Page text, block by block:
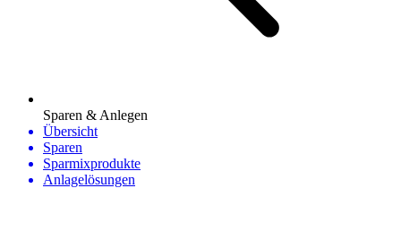
Sparen & Anlegen
Übersicht
Sparen
Sparmixprodukte
Anlagelösungen